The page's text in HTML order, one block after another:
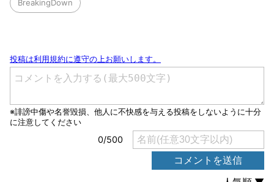
BreakingDown